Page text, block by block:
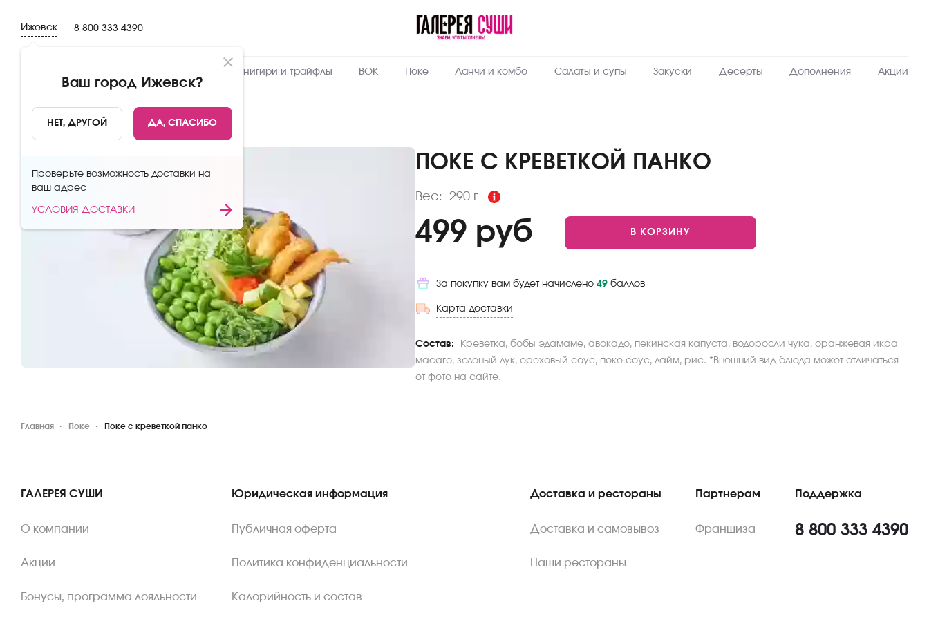
Ижевск
Ваш город Ижевск?
НЕТ, ДРУГОЙ ДА, СПАСИБО
Проверьте возможность доставки на
ваш адрес
УСЛОВИЯ ДОСТАВКИ
8 800 333 4390
Онигири и трайфлы ВОК Поке Ланчи и комбо Салаты и супы Закуски Десерты Дополнения Акции
НАЗАД
ПОКЕ С КРЕВЕТКОЙ ПАНКО
Вес: 290 г
Пищевая
290
Вес, г
153 Ккал
499 руб В КОРЗИНУ
За покупку вам будет начислено 49 баллов
Карта доставки
Состав:
Креветка, бобы эдамаме, авокадо, пекинская капуста, водоросли чука, оранжевая икра
масаго, зеленый лук, ореховый соус, поке соус, лайм, рис. *Внешний вид блюда может отличаться
от фото на сайте.
Главная Поке Поке с креветкой панко
ГАЛЕРЕЯ СУШИ
О компании
Акции
Бонусы, программа лояльности
Юридическая информация
Публичная оферта
Политика конфиденциальности
Калорийность и состав
Доставка и рестораны
Доставка и самовывоз
Наши рестораны
Партнерам
Франшиза
Поддержка
8 800 333 4390